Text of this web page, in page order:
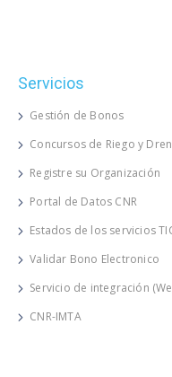
Servicios
Gestión de Bonos
Concursos de Riego y
Registre su Organización
Portal de Datos CNR
Estados de los servicios
Validar Bono Electronico
Servicio de integración
CNR-IMTA